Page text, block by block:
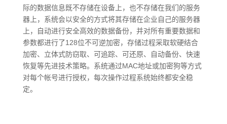
际的数据信息既不存储在设备上，也不存储在我们的服务
器上，系统会以安全的方式将其存储在企业自己的服务器
上，自动进行安全高效的数据备份，并对所有重要数据和
参数都进行了128位不可逆加密，存储过程采取软硬结合
加密、立体式防窃取、可追踪、可还原、自动备份、快速
恢复等先进技术策略。系统通过MAC地址或加密狗等方式
对每个帐号进行授权，每次操作过程系统始终都安全稳
定。